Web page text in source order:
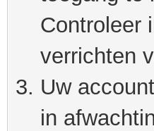
Controleer
verrichten
Uw
in